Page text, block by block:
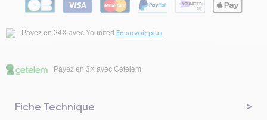
Payez en 24X avec Younited En savoir plus
Payez en 3X avec Cetelem
Fiche Technique